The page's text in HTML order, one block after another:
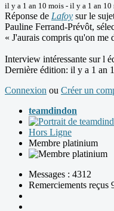
il y a 1 an 10 mois - il y a 1 an 10
Réponse de Lafoy sur le
Pauline Ferrand-Prévôt,
« J'aurais compris qu'on me
Interview intéressante sur l
Dernière édition: il y a 1 an
Connexion ou Créer un
teamdindon
Hors Ligne
Membre platinium
Messages : 4312
Remerciements reçus